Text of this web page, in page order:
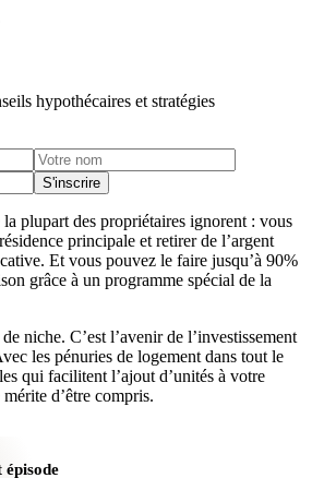
hypothécaires et stratégies
S'inscrire
plupart des propriétaires ignorent : vous
principale et retirer de l’argent
Et vous pouvez le faire jusqu’à 90%
grâce à un programme spécial de la
niche. C’est l’avenir de l’investissement
les pénuries de logement dans tout le
qui facilitent l’ajout d’unités à votre
d’être compris.
épisode